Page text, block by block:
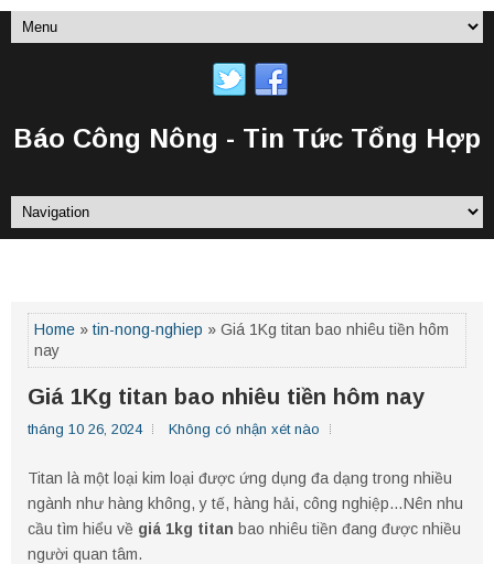
Báo Công Nông - Tin Tức Tổng Hợp
Home » tin-nong-nghiep » Giá 1Kg titan bao nhiêu tiền hôm
nay
Giá 1Kg titan bao nhiêu tiền hôm nay
tháng 10 26, 2024 Không có nhận xét nào
Titan là một loại kim loại được ứng dụng đa dạng trong nhiều
ngành như hàng không, y tế, hàng hải, công nghiệp…Nên nhu
cầu tìm hiểu về giá 1kg titan bao nhiêu tiền đang được nhiều
người quan tâm.